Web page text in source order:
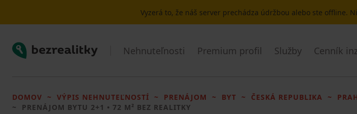
Vyzerá to, že náš server prechádza údržbou alebo ste offline.
Bezrealitky Nehnuteľnosti Premium profil Služby Cenník
DOMOV VÝPIS NEHNUTEĽNOSTÍ PRENÁJOM BYT ČESKÁ REPUBLIKA
PRENÁJOM BYTU 2+1 • 72 M² BEZ REALITKY